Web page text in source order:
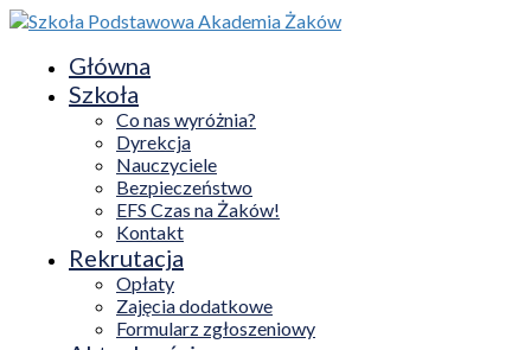
Główna
Szkoła
Co nas wyróżnia?
Dyrekcja
Nauczyciele
Bezpieczeństwo
EFS Czas na Żaków!
Kontakt
Rekrutacja
Opłaty
Zajęcia dodatkowe
Formularz zgłoszeniowy